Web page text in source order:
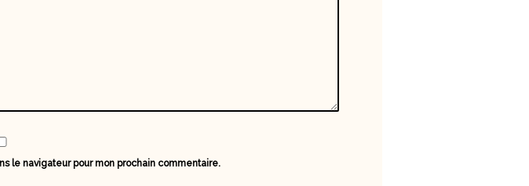
le navigateur pour mon prochain commentaire.